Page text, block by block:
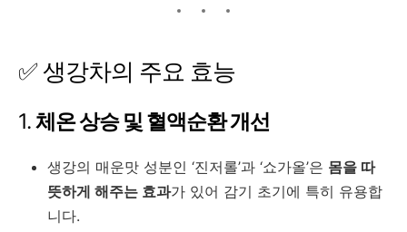
✅ 생강차의 주요 효능
1.체온 상승 및 혈액순환 개선
생강의 매운맛 성분인 ‘진저롤’과 ‘쇼가올’은 몸을 따
뜻하게 해주는 효과가 있어 감기 초기에 특히 유용합
니다.